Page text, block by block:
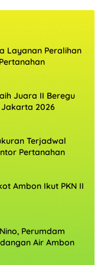
Layanan Peralihan
Juara II Beregu
Jakarta 2026
Terjadwal
Pertanahan
Ambon Ikut PKN II
Perumdam
Air Ambon